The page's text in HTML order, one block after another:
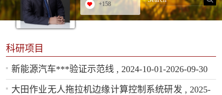
+158
科研项目
新能源汽车***验证示范线 , 2024-10-01-2026-09-30
大田作业无人拖拉机边缘计算控制系统研发 , 2025-